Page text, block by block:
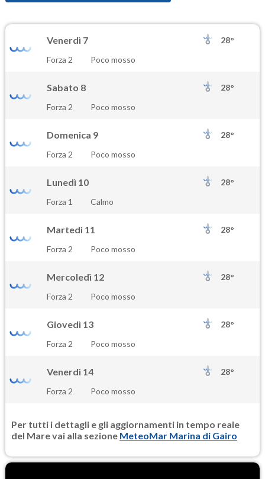
Venerdì 7
28°
Forza 2
Poco mosso
Sabato 8
28°
Forza 2
Poco mosso
Domenica 9
28°
Forza 2
Poco mosso
Lunedì 10
28°
Forza 1
Calmo
Martedì 11
28°
Forza 2
Poco mosso
Mercoledì 12
28°
Forza 2
Poco mosso
Giovedì 13
28°
Forza 2
Poco mosso
Venerdì 14
28°
Forza 2
Poco mosso
Per tutti i dettagli e gli aggiornamenti in tempo reale
del Mare vai alla sezione MeteoMar Marina di Gairo